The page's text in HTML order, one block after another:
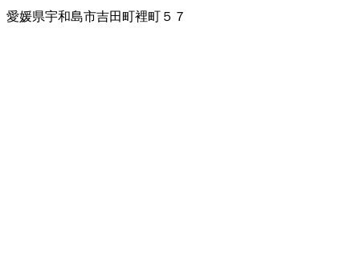
愛媛県宇和島市吉田町裡町５７